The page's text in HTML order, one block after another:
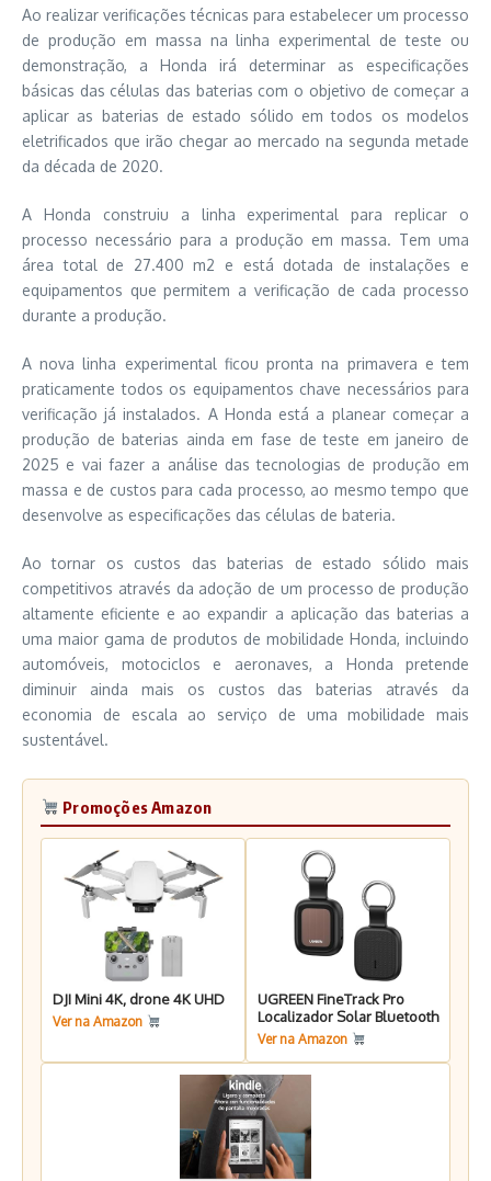
Ao realizar verificações técnicas para estabelecer um processo
de produção em massa na linha experimental de teste ou
demonstração, a Honda irá determinar as especificações
básicas das células das baterias com o objetivo de começar a
aplicar as baterias de estado sólido em todos os modelos
eletrificados que irão chegar ao mercado na segunda metade
da década de 2020.
A Honda construiu a linha experimental para replicar o
processo necessário para a produção em massa. Tem uma
área total de 27.400 m2 e está dotada de instalações e
equipamentos que permitem a verificação de cada processo
durante a produção.
A nova linha experimental ficou pronta na primavera e tem
praticamente todos os equipamentos chave necessários para
verificação já instalados. A Honda está a planear começar a
produção de baterias ainda em fase de teste em janeiro de
2025 e vai fazer a análise das tecnologias de produção em
massa e de custos para cada processo, ao mesmo tempo que
desenvolve as especificações das células de bateria.
Ao tornar os custos das baterias de estado sólido mais
competitivos através da adoção de um processo de produção
altamente eficiente e ao expandir a aplicação das baterias a
uma maior gama de produtos de mobilidade Honda, incluindo
automóveis, motociclos e aeronaves, a Honda pretende
diminuir ainda mais os custos das baterias através da
economia de escala ao serviço de uma mobilidade mais
sustentável.
Promoções Amazon
DJI Mini 4K, drone 4K UHD
Ver na Amazon
UGREEN FineTrack Pro
Localizador Solar Bluetooth
Ver na Amazon